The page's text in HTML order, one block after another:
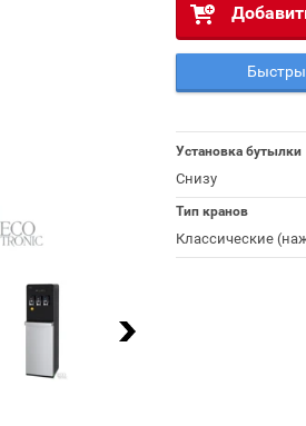
Установка бутылки
Снизу
Тип кранов
Классические